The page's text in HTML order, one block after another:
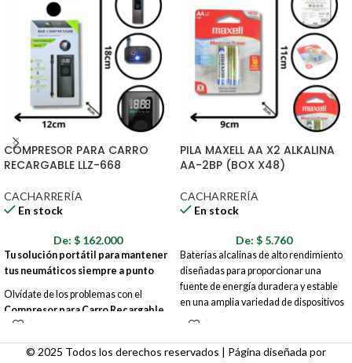
COMPRESOR PARA CARRO
RECARGABLE LLZ-668
CACHARRERÍA
En stock
De: $ 162.000
Tu solución portátil para mantener
tus neumáticos siempre a punto
Olvídate de los problemas con el
Compresor para Carro Recargable
LLZ-668
compresor es tu aliado perfecto en la
carretera, en casa o donde lo
PILA MAXELL AA X2 ALKALINA
AA-2BP (BOX X48)
CACHARRERÍA
En stock
De: $ 5.760
Baterías alcalinas de alto rendimiento
diseñadas para proporcionar una
fuente de energía duradera y estable
en una amplia variedad de dispositivos
electrónicos. Su fórmula avanzada
constante, siendo la opción ideal para
© 2025 Todos los derechos reservados | Página diseñada por